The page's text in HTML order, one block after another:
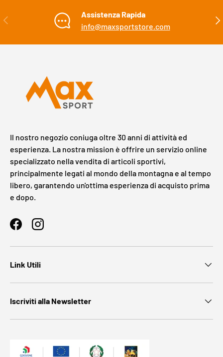
INDIETRO
Assistenza Rapida
info@maxsportstore.com
Il nostro negozio coniuga oltre 30 anni di attività ed
esperienza. La nostra mission è offrire un servizio online
specializzato nella vendita di articoli sportivi,
principalmente legati al mondo della montagna e al tempo
libero, garantendo un'ottima esperienza di acquisto prima
e dopo.
FacebookInstagram
Link Utili
Iscriviti alla Newsletter